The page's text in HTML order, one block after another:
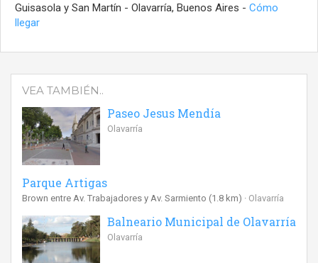
Guisasola y San Martín - Olavarría, Buenos Aires - Cómo
llegar
VEA TAMBIÉN..
Paseo Jesus Mendía
Olavarría
Parque Artigas
Brown entre Av. Trabajadores y Av. Sarmiento (1.8 km) Olavarría
Balneario Municipal de Olavarría
Olavarría